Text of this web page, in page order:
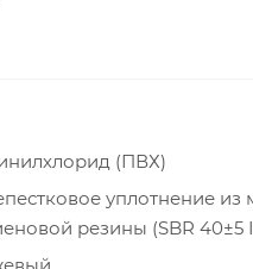
(ПВХ)
уплотнение из
резины (SBR 40±5